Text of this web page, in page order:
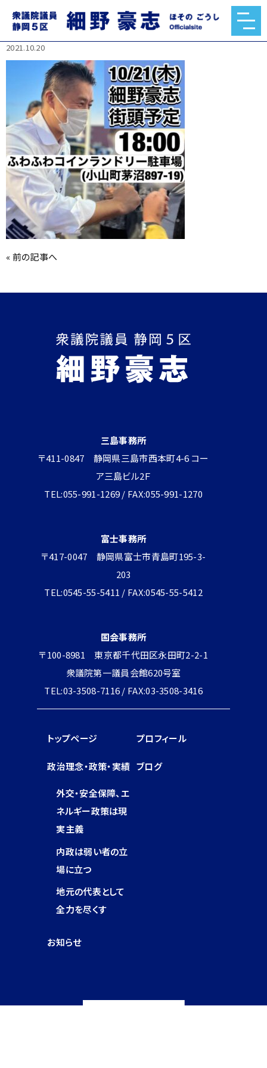
247215664_1907919916048428_45130719683752
65209_n.jpg
2021.10.20
«前の記事へ
三島事務所
〒411-0847 静岡県三島市西本町4-6 コー
ア三島ビル2Ｆ
TEL:055-991-1269 / FAX:055-991-1270
富士事務所
〒417-0047 静岡県富士市青島町195-3-
203
TEL:0545-55-5411 / FAX:0545-55-5412
国会事務所
〒100-8981 東京都千代田区永田町2-2-1
衆議院第一議員会館620号室
TEL:03-3508-7116 / FAX:03-3508-3416
トップページ プロフィール
政治理念・政策・実績
外交・安全保障、エ
ネルギー政策は現
実主義
内政は弱い者の立
場に立つ
地元の代表として
全力を尽くす
ブログ
お知らせ